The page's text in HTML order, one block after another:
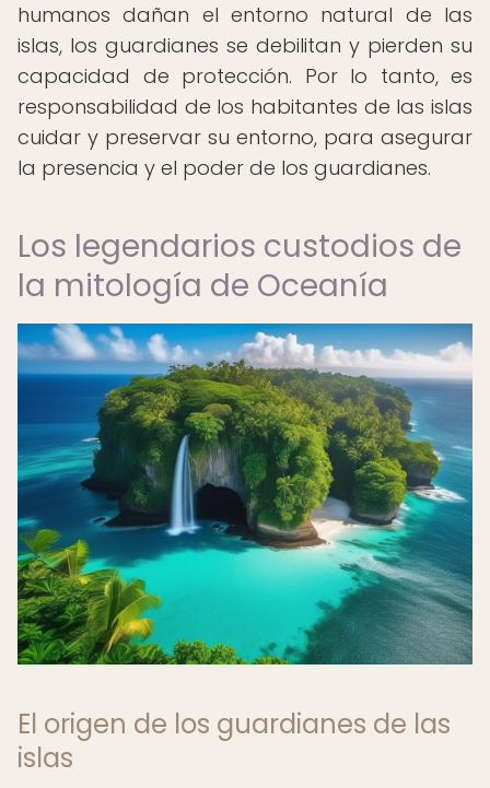
humanos dañan el entorno natural de las
islas, los guardianes se debilitan y pierden su
capacidad de protección. Por lo tanto, es
responsabilidad de los habitantes de las islas
cuidar y preservar su entorno, para asegurar
la presencia y el poder de los guardianes.
Los legendarios custodios de
la mitología de Oceanía
El origen de los guardianes de las
islas